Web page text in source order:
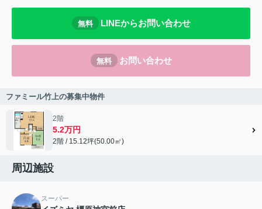
無料 LINEからお問い合わせ
無料 お問い合わせ
ファミール竹上の募集中物件
2階
5.2万円
2階 / 15.12坪(50.00㎡)
周辺施設
スーパー